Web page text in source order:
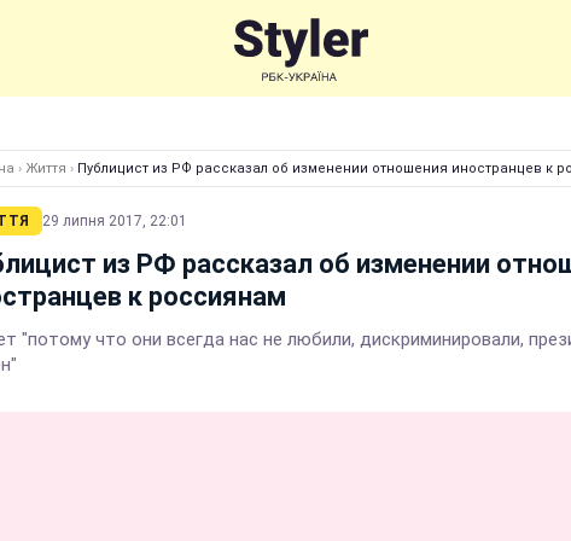
› Життя › Публицист из РФ рассказал об изменении отношения иностранцев к
29 липня 2017, 22:01
из РФ рассказал об изменении
к россиянам
"потому что они всегда нас не любили, дискриминировали,